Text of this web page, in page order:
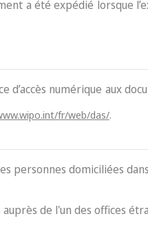
a été expédié lorsque
numérique aux
fr/web/das/.
personnes domiciliées
de l'un des offices